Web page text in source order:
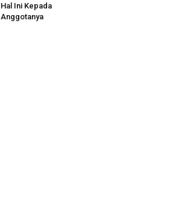
Hal Ini Kepada
Anggotanya